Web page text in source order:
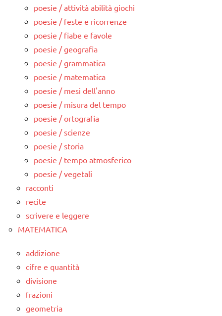
poesie / attività abilità giochi
poesie / feste e ricorrenze
poesie / fiabe e favole
poesie / geografia
poesie / grammatica
poesie / matematica
poesie / mesi dell'anno
poesie / misura del tempo
poesie / ortografia
poesie / scienze
poesie / storia
poesie / tempo atmosferico
poesie / vegetali
racconti
recite
scrivere e leggere
MATEMATICA
addizione
cifre e quantità
divisione
frazioni
geometria